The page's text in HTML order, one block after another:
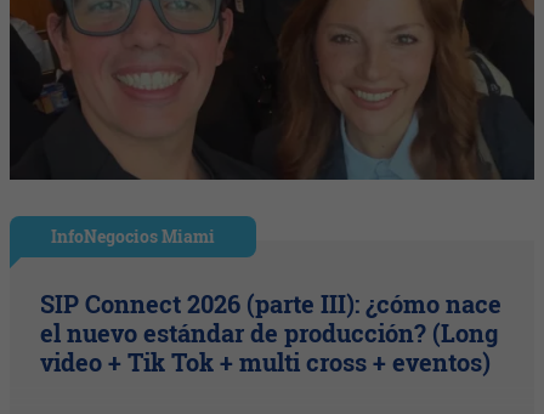
InfoNegocios Miami
SIP Connect 2026 (parte III): ¿cómo nace
el nuevo estándar de producción? (Long
video + Tik Tok + multi cross + eventos)